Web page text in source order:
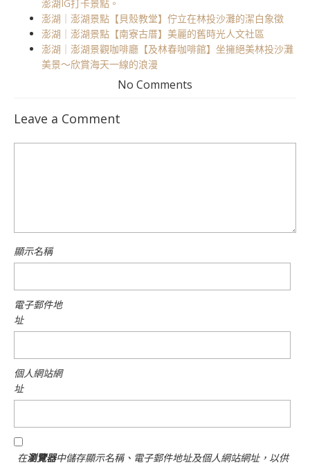
澎湖IG打卡景點。
澎湖｜澎湖景點【貝殼教堂】佇立在林投沙灘的潔白象徵
澎湖｜澎湖景點【南寮古厝】美麗的舊時光人文社區
澎湖｜澎湖景觀咖啡廳【及林春咖啡館】坐擁絕美林投沙灘
美景～欣賞海天一線的浪漫
No Comments
Leave a Comment
顯示名稱
電子郵件地
址
個人網站網
址
在瀏覽器中儲存顯示名稱、電子郵件地址及個人網站網址，以供